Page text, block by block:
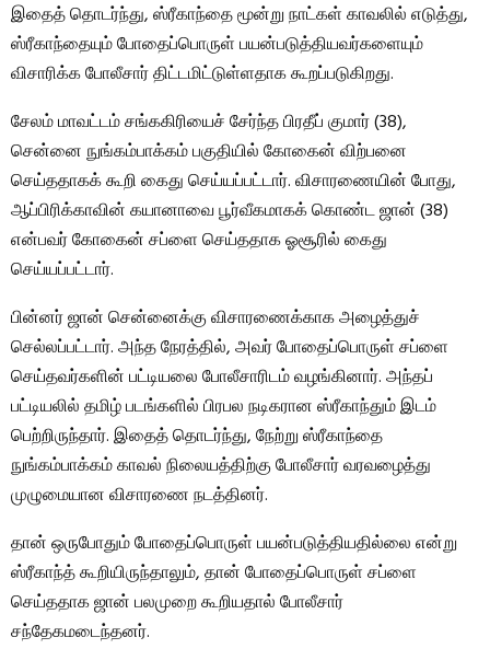
இதைத் தொடர்ந்து, ஸ்ரீகாந்தை மூன்று நாட்கள் காவலில் எடுத்து,
ஸ்ரீகாந்தையும் போதைப்பொருள் பயன்படுத்தியவர்களையும்
விசாரிக்க போலீசார் திட்டமிட்டுள்ளதாக கூறப்படுகிறது.
சேலம் மாவட்டம் சங்ககிரியைச் சேர்ந்த பிரதீப் குமார் (38),
சென்னை நுங்கம்பாக்கம் பகுதியில் கோகைன் விற்பனை
செய்ததாகக் கூறி கைது செய்யப்பட்டார். விசாரணையின் போது, ​​
ஆப்பிரிக்காவின் கயானாவை பூர்வீகமாகக் கொண்ட ஜான் (38)
என்பவர் கோகைன் சப்ளை செய்ததாக ஓசூரில் கைது
செய்யப்பட்டார்.
பின்னர் ஜான் சென்னைக்கு விசாரணைக்காக அழைத்துச்
செல்லப்பட்டார். அந்த நேரத்தில், அவர் போதைப்பொருள் சப்ளை
செய்தவர்களின் பட்டியலை போலீசாரிடம் வழங்கினார். அந்தப்
பட்டியலில் தமிழ் படங்களில் பிரபல நடிகரான ஸ்ரீகாந்தும் இடம்
பெற்றிருந்தார். இதைத் தொடர்ந்து, நேற்று ஸ்ரீகாந்தை
நுங்கம்பாக்கம் காவல் நிலையத்திற்கு போலீசார் வரவழைத்து
முழுமையான விசாரணை நடத்தினர்.
தான் ஒருபோதும் போதைப்பொருள் பயன்படுத்தியதில்லை என்று
ஸ்ரீகாந்த் கூறியிருந்தாலும், தான் போதைப்பொருள் சப்ளை
செய்ததாக ஜான் பலமுறை கூறியதால் போலீசார்
சந்தேகமடைந்தனர்.